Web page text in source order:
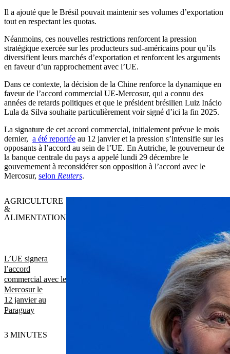
Il a ajouté que le Brésil pouvait maintenir ses volumes d’exportation
tout en respectant les quotas.
Néanmoins, ces nouvelles restrictions renforcent la pression
stratégique exercée sur les producteurs sud-américains pour qu’ils
diversifient leurs marchés d’exportation et renforcent les arguments
en faveur d’un rapprochement avec l’UE.
Dans ce contexte, la décision de la Chine renforce la dynamique en
faveur de l’accord commercial UE-Mercosur, qui a connu des
années de retards politiques et que le président brésilien Luiz Inácio
Lula da Silva souhaite particulièrement voir signé d’ici la fin 2025.
La signature de cet accord commercial, initialement prévue le mois
dernier, a été reportée au 12 janvier et la pression s’intensifie sur les
opposants à l’accord au sein de l’UE. En Autriche, le gouverneur de
la banque centrale du pays a appelé lundi 29 décembre le
gouvernement à reconsidérer son opposition à l’accord avec le
Mercosur, selon Reuters.
L’UE signera
l’accord
commercial avec le
Mercosur le
12 janvier au
Paraguay
AGRICULTURE
&
ALIMENTATION
3 MINUTES